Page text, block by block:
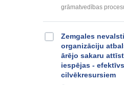
grāmatvedības
Zemgales
organizāciju
ārējo sakaru
iespējas - efektīvs
cilvēkresursiem